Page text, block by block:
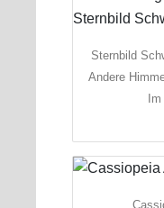
Sternbild
Andere